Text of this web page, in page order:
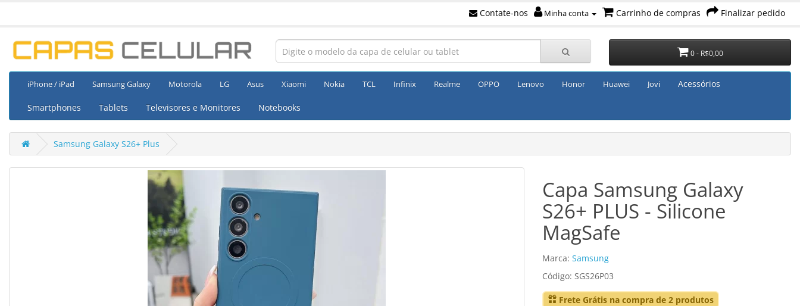
Contate-nos Minha conta Carrinho de compras Finalizar pedido
0 - R$0,00
iPhone / iPad Samsung Galaxy Motorola LG Asus Xiaomi Nokia TCL Infinix Realme OPPO Lenovo Honor Huawei Jovi Acessórios
Smartphones Tablets Televisores e Monitores Notebooks
Samsung Galaxy S26+ Plus
Capa Samsung Galaxy
S26+ PLUS - Silicone
MagSafe
Marca: Samsung
Código: SGS26P03
Frete Grátis na compra de 2 produtos